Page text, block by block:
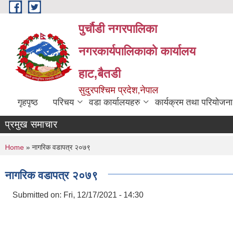
Skip to main content
पुर्चौडी नगरपालिका
नगरकार्यपालिकाकाे कार्यालय
हाट,बैतडी
सुदुरपश्चिम प्रदेश,नेपाल
गृहपृष्ठ परिचय वडा कार्यालयहरु कार्यक्रम तथा परियोजना
प्रमुख समाचार
You are here
Home » नागरिक वडापत्र २०७९
नागरिक वडापत्र २०७९
Submitted on: Fri, 12/17/2021 - 14:30